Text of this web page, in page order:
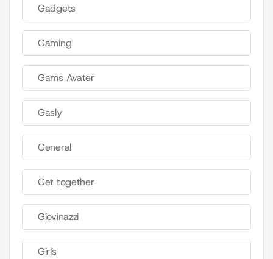
Gadgets
Gaming
Gams Avater
Gasly
General
Get together
Giovinazzi
Girls